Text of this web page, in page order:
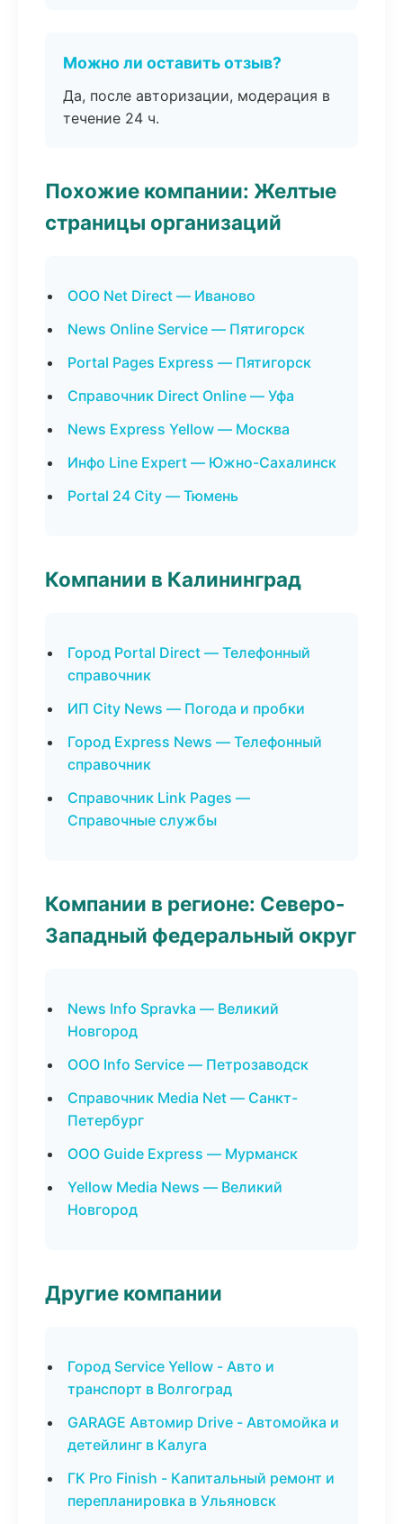
Можно ли оставить отзыв?
Да, после авторизации, модерация в
течение 24 ч.
Похожие компании: Желтые
страницы организаций
ООО Net Direct — Иваново
News Online Service — Пятигорск
Portal Pages Express — Пятигорск
Справочник Direct Online — Уфа
News Express Yellow — Москва
Инфо Line Expert — Южно-Сахалинск
Portal 24 City — Тюмень
Компании в Калининград
Город Portal Direct — Телефонный
справочник
ИП City News — Погода и пробки
Город Express News — Телефонный
справочник
Справочник Link Pages —
Справочные службы
Компании в регионе: Северо-
Западный федеральный округ
News Info Spravka — Великий
Новгород
ООО Info Service — Петрозаводск
Справочник Media Net — Санкт-
Петербург
ООО Guide Express — Мурманск
Yellow Media News — Великий
Новгород
Другие компании
Город Service Yellow - Авто и
транспорт в Волгоград
GARAGE Автомир Drive - Автомойка и
детейлинг в Калуга
ГК Pro Finish - Капитальный ремонт и
перепланировка в Ульяновск